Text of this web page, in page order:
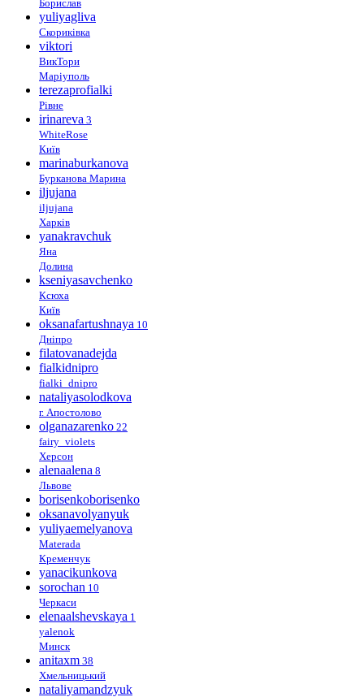
Борислав
yuliyagliva
Скориківка
viktori
ВикТори
Маріуполь
terezaprofialki
Рівне
irinareva 3
WhiteRose
Київ
marinaburkanova
Бурканова Марина
iljujana
iljujana
Харків
yanakravchuk
Яна
Долина
kseniyasavchenko
Ксюха
Київ
oksanafartushnaya 10
Дніпро
filatovanadejda
fialkidnipro
fialki_dnipro
nataliyasolodkova
г. Апостолово
olganazarenko 22
fairy_violets
Херсон
alenaalena 8
Львове
borisenkoborisenko
oksanavolyanyuk
yuliyaemelyanova
Materada
Кременчук
yanacikunkova
sorochan 10
Черкаси
elenaalshevskaya 1
yalenok
Минск
anitaxm 38
Хмельницький
nataliyamandzyuk